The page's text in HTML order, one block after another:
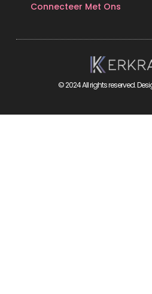
Connecteer Met Ons
© 2024 All rights reserved.